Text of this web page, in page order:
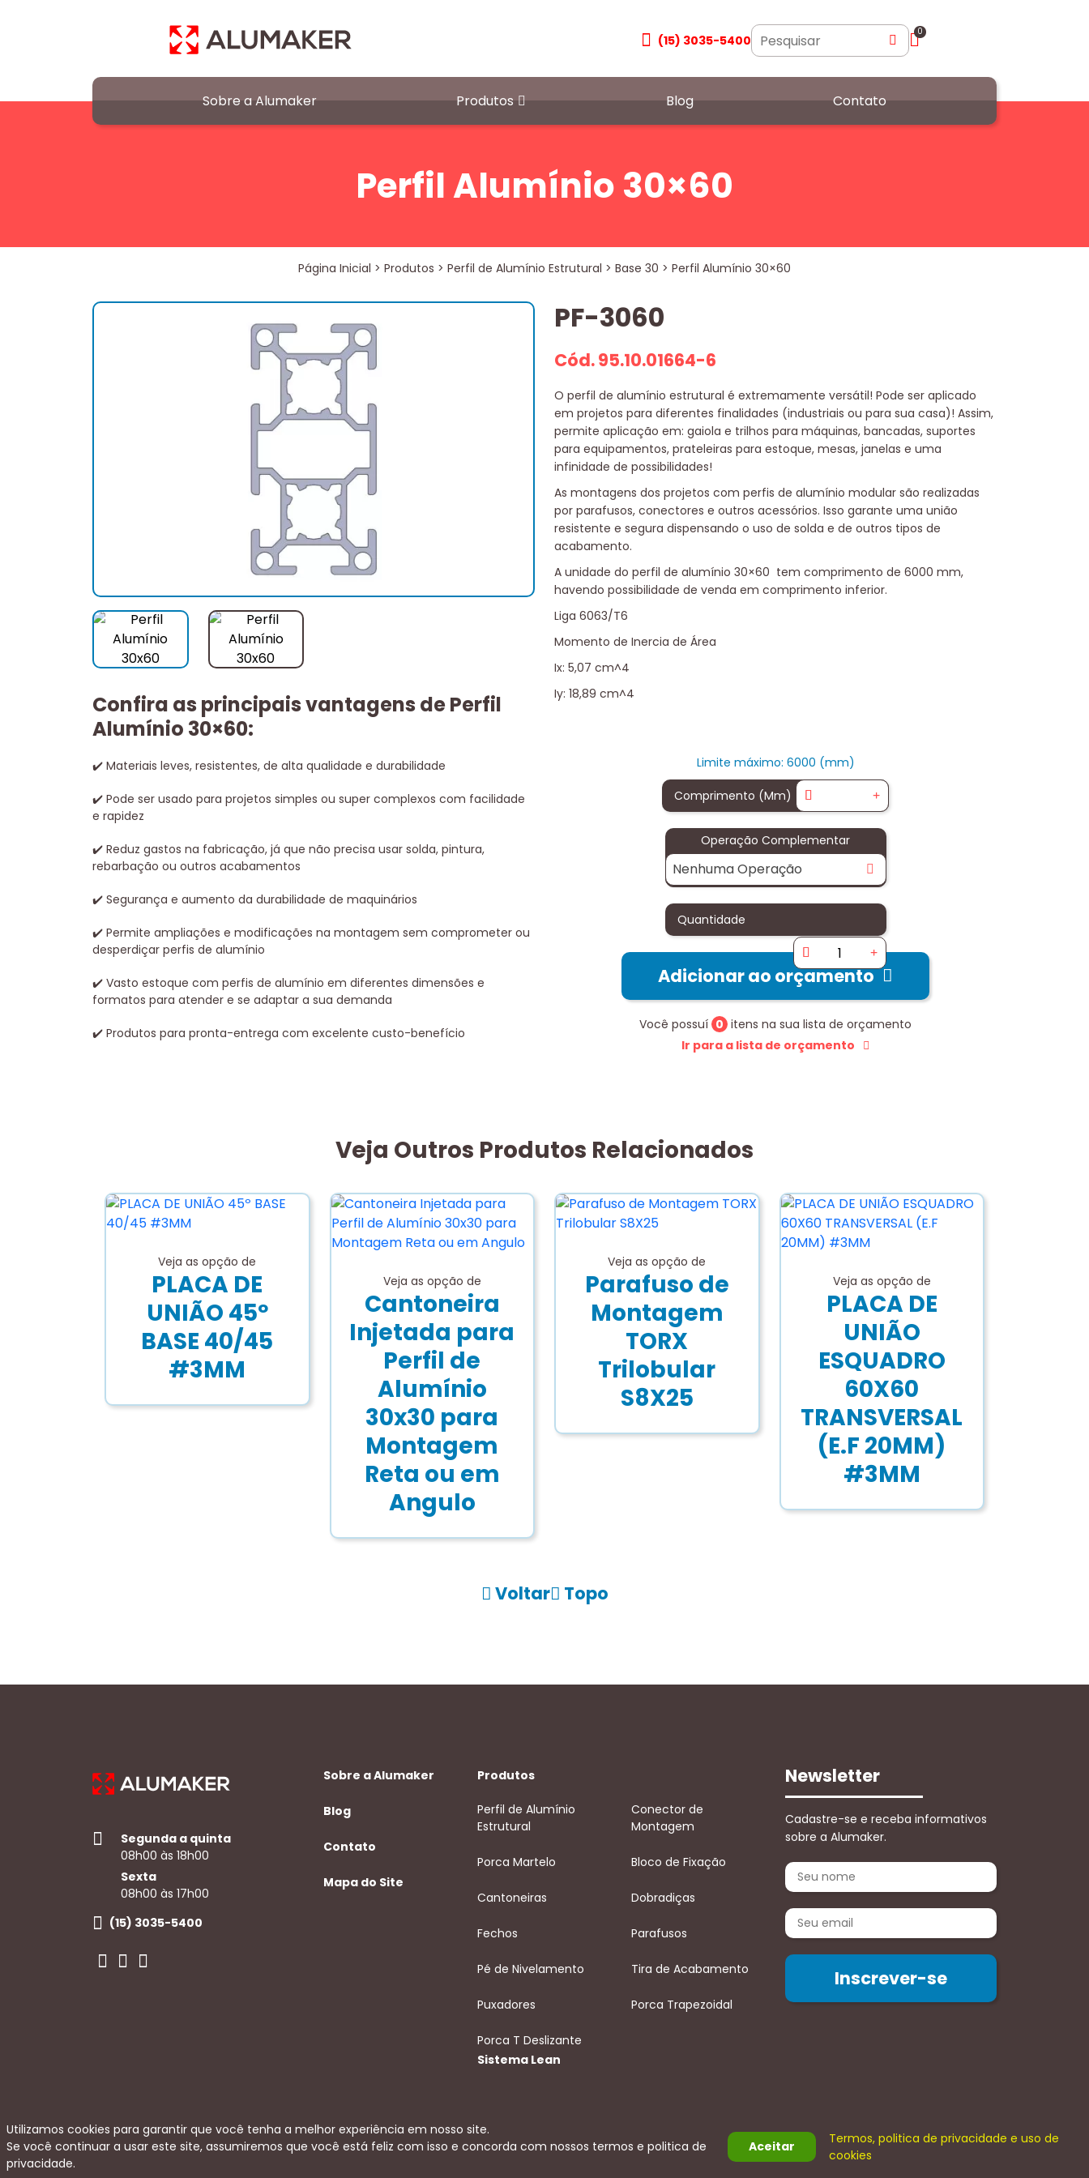
(15) 3035-5400
0
Sobre a Alumaker Produtos Blog Contato
Perfil Alumínio 30×60
Página Inicial > Produtos > Perfil de Alumínio Estrutural > Base 30 > Perfil Alumínio 30×60
Confira as principais vantagens de Perfil
Alumínio 30×60:
✔ ️ Materiais leves, resistentes, de alta qualidade e durabilidade
✔ ️ Pode ser usado para projetos simples ou super complexos com facilidade
e rapidez
✔ ️ Reduz gastos na fabricação, já que não precisa usar solda, pintura,
rebarbação ou outros acabamentos
✔ ️ Segurança e aumento da durabilidade de maquinários
✔ ️ Permite ampliações e modificações na montagem sem comprometer ou
desperdiçar perfis de alumínio
✔ ️ Vasto estoque com perfis de alumínio em diferentes dimensões e
formatos para atender e se adaptar a sua demanda
✔ ️ Produtos para pronta-entrega com excelente custo-benefício
PF-3060
Cód. 95.10.01664-6
O perfil de alumínio estrutural é extremamente versátil! Pode ser aplicado
em projetos para diferentes finalidades (industriais ou para sua casa)! Assim,
permite aplicação em: gaiola e trilhos para máquinas, bancadas, suportes
para equipamentos, prateleiras para estoque, mesas, janelas e uma
infinidade de possibilidades!
As montagens dos projetos com perfis de alumínio modular são realizadas
por parafusos, conectores e outros acessórios. Isso garante uma união
resistente e segura dispensando o uso de solda e de outros tipos de
acabamento.
A unidade do perfil de alumínio 30×60 tem comprimento de 6000 mm,
havendo possibilidade de venda em comprimento inferior.
Liga 6063/T6
Momento de Inercia de Área
Ix: 5,07 cm^4
Iy: 18,89 cm^4
Limite máximo: 6000 (mm)
Comprimento (mm)
Operação Complementar
Nenhuma Operação
Quantidade
Adicionar ao orçamento
Você possuí 0 itens na sua lista de orçamento
Ir para a lista de orçamento
Veja Outros Produtos Relacionados
Veja as opção de
PLACA DE
UNIÃO 45º
BASE 40/45
#3MM
Veja as opção de
Cantoneira
Injetada para
Perfil de
Alumínio
30x30 para
Montagem
Reta ou em
Angulo
Veja as opção de
Parafuso de
Montagem
TORX
Trilobular
S8X25
Veja as opção de
PLACA DE
UNIÃO
ESQUADRO
60X60
TRANSVERSAL
(E.F 20MM)
#3MM
Voltar Topo
Segunda a quinta
08h00 às 18h00
Sexta
08h00 às 17h00
(15) 3035-5400
Sobre a Alumaker
Blog
Contato
Mapa do Site
Produtos
Perfil de Alumínio
Estrutural
Conector de
Montagem
Porca Martelo Bloco de Fixação
Cantoneiras Dobradiças
Fechos Parafusos
Pé de Nivelamento Tira de Acabamento
Puxadores Porca Trapezoidal
Porca T Deslizante
Sistema Lean
Newsletter
Cadastre-se e receba informativos
sobre a Alumaker.
Utilizamos cookies para garantir que você tenha a melhor experiência em nosso site.
Se você continuar a usar este site, assumiremos que você está feliz com isso e concorda com nossos termos e politica de
privacidade.
Aceitar
Termos, politica de privacidade e uso de
cookies